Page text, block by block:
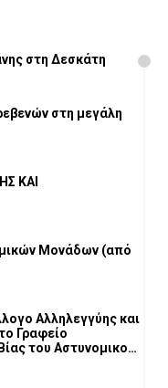
στη Δεσκάτη
στη μεγάλη
ΚΑΙ
Μονάδων (από
Αλληλεγγύης και
Γραφείο
του Αστυνομικού